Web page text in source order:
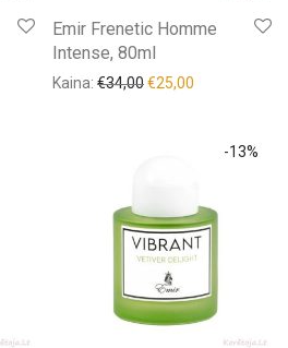
Rodyti daugiau
67
Emir Frenetic Homme
Intense, 80ml
Kaina: €34,00€25,00
-13%